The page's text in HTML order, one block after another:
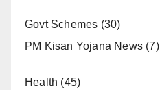
Govt Schemes (30)
PM Kisan Yojana News (7)
Health (45)